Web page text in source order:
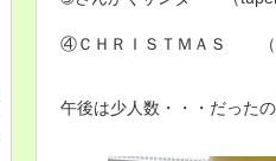
④ＣＨＲＩＳＴＭＡＳ （
午後は少人数・・・だった